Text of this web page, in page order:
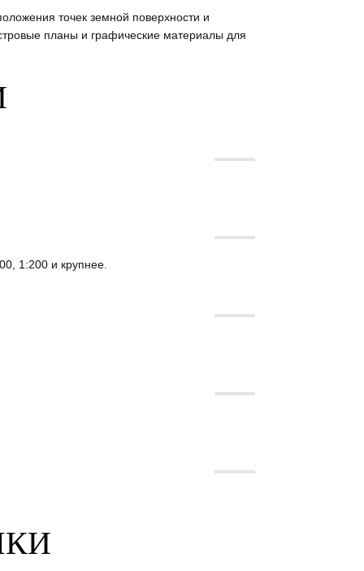
точек земной поверхности и
планы и графические материалы для
1:200 и крупнее.